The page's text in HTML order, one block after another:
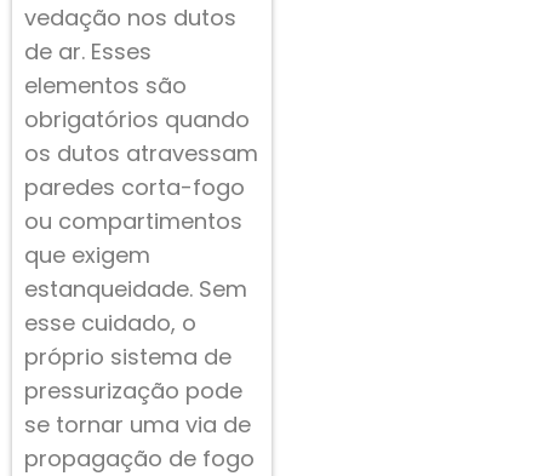
vedação nos dutos
de ar. Esses
elementos são
obrigatórios quando
os dutos atravessam
paredes corta-fogo
ou compartimentos
que exigem
estanqueidade. Sem
esse cuidado, o
próprio sistema de
pressurização pode
se tornar uma via de
propagação de fogo